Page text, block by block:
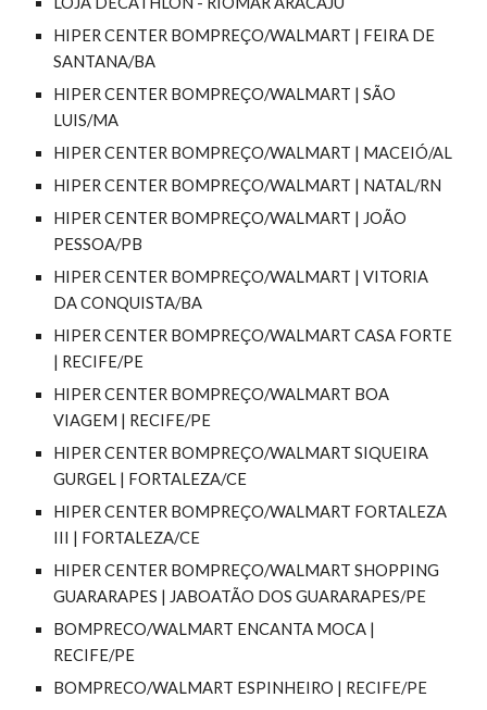
HIPER CENTER BOMPREÇO/WALMART | FEIRA DE
SANTANA/BA
HIPER CENTER BOMPREÇO/WALMART | SÃO
LUIS/MA
HIPER CENTER BOMPREÇO/WALMART | MACEIÓ/AL
HIPER CENTER BOMPREÇO/WALMART | NATAL/RN
HIPER CENTER BOMPREÇO/WALMART | JOÃO
PESSOA/PB
HIPER CENTER BOMPREÇO/WALMART | VITORIA
DA CONQUISTA/BA
HIPER CENTER BOMPREÇO/WALMART CASA FORTE
| RECIFE/PE
HIPER CENTER BOMPREÇO/WALMART BOA
VIAGEM | RECIFE/PE
HIPER CENTER BOMPREÇO/WALMART SIQUEIRA
GURGEL | FORTALEZA/CE
HIPER CENTER BOMPREÇO/WALMART FORTALEZA
III | FORTALEZA/CE
HIPER CENTER BOMPREÇO/WALMART SHOPPING
GUARARAPES | JABOATÃO DOS GUARARAPES/PE
BOMPRECO/WALMART ENCANTA MOCA |
RECIFE/PE
BOMPRECO/WALMART ESPINHEIRO | RECIFE/PE